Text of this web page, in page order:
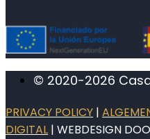
© 2020-2026
PRIVACY POLICY |
DIGITAL | WEBDESIGN